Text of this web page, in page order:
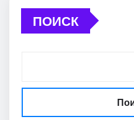
ПОИСК